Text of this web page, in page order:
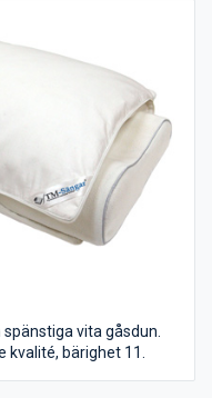
vita gåsdun.
kvalité, bärighet 11.